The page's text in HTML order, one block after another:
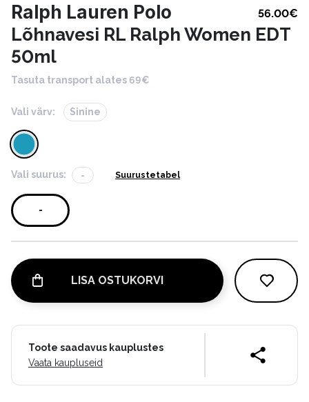
Ralph Lauren Polo 56.00€
Lõhnavesi RL Ralph Women EDT
50ml
Tasuta transport alates 69€
Vali värv: Sinine
Vali suurus: - Suurustetabel
-
LISA OSTUKORVI
Toote saadavus kauplustes
Vaata kaupluseid